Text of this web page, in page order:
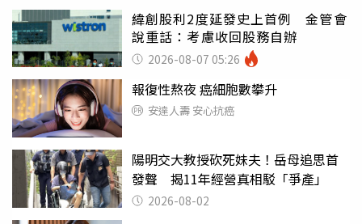
緯創股利2度延發史上首例 金管會
說重話：考慮收回股務自辦
2026-08-07 05:26
報復性熬夜 癌細胞數攀升
安達人壽 安心抗癌
陽明交大教授砍死妹夫！岳母追思首
發聲 揭11年經營真相駁「爭產」
2026-08-02